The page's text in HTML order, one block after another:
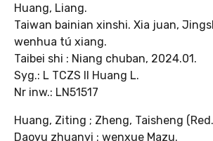
Huang, Liang.
Taiwan bainian xinshi. Xia juan,
wenhua tú xiang.
Taibei shi : Niang chuban, 2024.01.
Syg.: L TCZS II Huang L.
Nr inw.: LN51517
Huang, Ziting ; Zheng, Taisheng
Daoyu zhuanyi : wenxue Mazu.